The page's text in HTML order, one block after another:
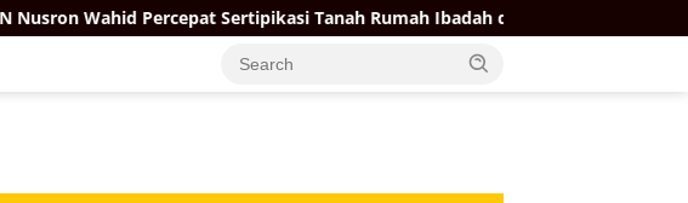
Sertipikasi Tanah Rumah Ibadah di NTT, Target Jadi Kado Natal